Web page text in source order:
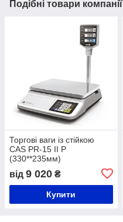
Подібні товари компанії
Торгові ваги із стійкою
CAS PR-15 II Р
(330**235мм)
від 9 020 ₴
Купити